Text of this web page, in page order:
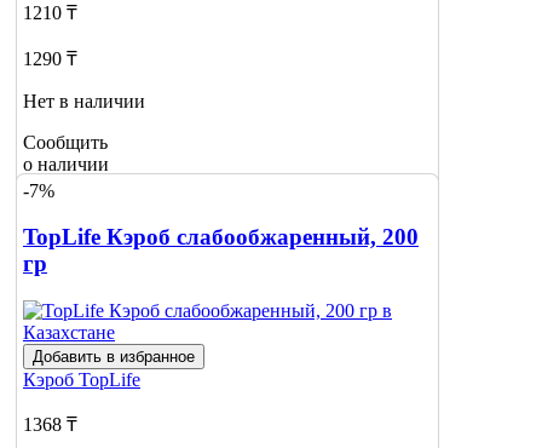
1210 ₸
1290 ₸
Нет в наличии
Сообщить
о наличии
-7%
TopLife Кэроб слабообжаренный, 200
гр
Добавить в избранное
Кэроб TopLife
1368 ₸